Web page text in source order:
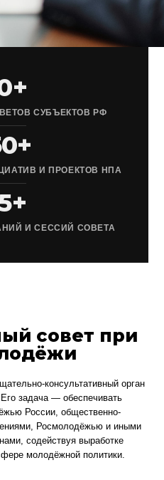
СУБЪЕКТОВ РФ
И ПРОЕКТОВ НПА
И СЕССИЙ СОВЕТА
совет при
консультативный орган
задача — обеспечивать
России, общественно-
Росмолодёжью и иными
содействуя выработке
молодёжной политики.